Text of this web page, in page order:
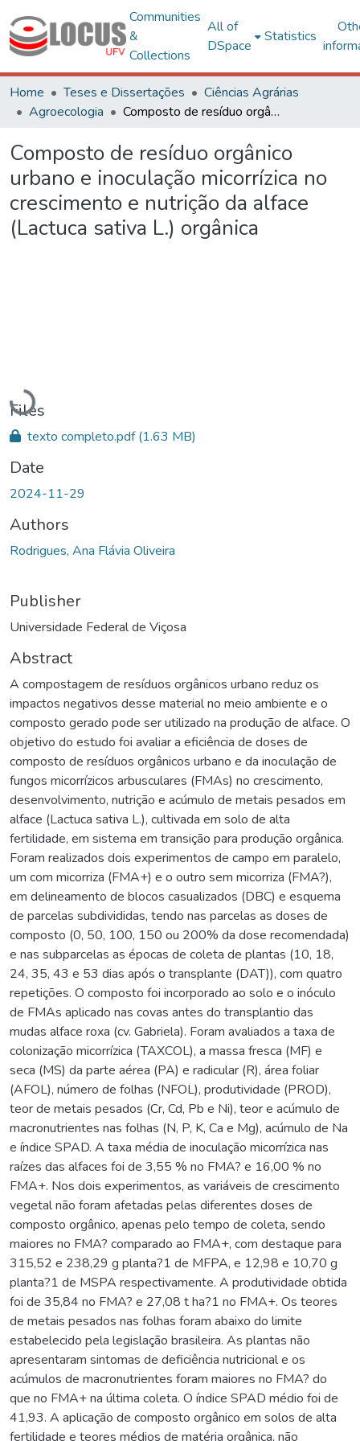
Communities
&
Collections
All of
DSpace
Statistics
Home Teses e Dissertações
Ciências Agrárias
Agroecologia
Composto de resíduo orgânico urbano e inoculação micorrízica no crescimento e nutrição da alface (Lactuca sativa L.) orgânica
Composto de resíduo orgânico
urbano e inoculação micorrízica no
crescimento e nutrição da alface
(Lactuca sativa L.) orgânica
Loading...
Files
texto completo.pdf(1.63 MB)
Date
2024-11-29
Authors
Rodrigues, Ana Flávia Oliveira
Publisher
Universidade Federal de Viçosa
Abstract
A compostagem de resíduos orgânicos urbano reduz os
impactos negativos desse material no meio ambiente e o
composto gerado pode ser utilizado na produção de alface. O
objetivo do estudo foi avaliar a eficiência de doses de
composto de resíduos orgânicos urbano e da inoculação de
fungos micorrízicos arbusculares (FMAs) no crescimento,
desenvolvimento, nutrição e acúmulo de metais pesados em
alface (Lactuca sativa L.), cultivada em solo de alta
fertilidade, em sistema em transição para produção orgânica.
Foram realizados dois experimentos de campo em paralelo,
um com micorriza (FMA+) e o outro sem micorriza (FMA?),
em delineamento de blocos casualizados (DBC) e esquema
de parcelas subdivididas, tendo nas parcelas as doses de
composto (0, 50, 100, 150 ou 200% da dose recomendada)
e nas subparcelas as épocas de coleta de plantas (10, 18,
24, 35, 43 e 53 dias após o transplante (DAT)), com quatro
repetições. O composto foi incorporado ao solo e o inóculo
de FMAs aplicado nas covas antes do transplantio das
mudas alface roxa (cv. Gabriela). Foram avaliados a taxa de
colonização micorrízica (TAXCOL), a massa fresca (MF) e
seca (MS) da parte aérea (PA) e radicular (R), área foliar
(AFOL), número de folhas (NFOL), produtividade (PROD),
teor de metais pesados (Cr, Cd, Pb e Ni), teor e acúmulo de
macronutrientes nas folhas (N, P, K, Ca e Mg), acúmulo de Na
e índice SPAD. A taxa média de inoculação micorrízica nas
raízes das alfaces foi de 3,55 % no FMA? e 16,00 % no
FMA+. Nos dois experimentos, as variáveis de crescimento
vegetal não foram afetadas pelas diferentes doses de
composto orgânico, apenas pelo tempo de coleta, sendo
maiores no FMA? comparado ao FMA+, com destaque para
315,52 e 238,29 g planta?1 de MFPA, e 12,98 e 10,70 g
planta?1 de MSPA respectivamente. A produtividade obtida
foi de 35,84 no FMA? e 27,08 t ha?1 no FMA+. Os teores
de metais pesados nas folhas foram abaixo do limite
estabelecido pela legislação brasileira. As plantas não
apresentaram sintomas de deficiência nutricional e os
acúmulos de macronutrientes foram maiores no FMA? do
que no FMA+ na última coleta. O índice SPAD médio foi de
41,93. A aplicação de composto orgânico em solos de alta
fertilidade e teores médios de matéria orgânica, não